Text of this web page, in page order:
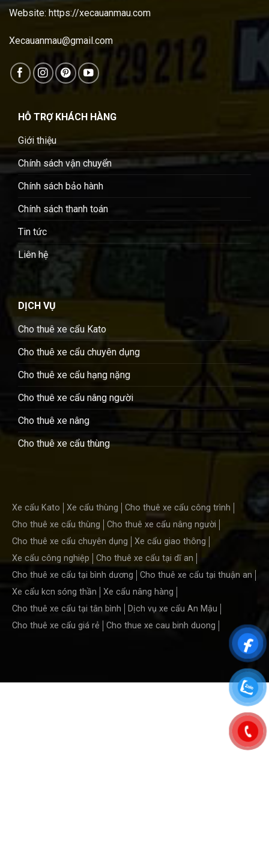
Website: https://xecauanmau.com
Xecauanmau@gmail.com
HỖ TRỢ KHÁCH HÀNG
Giới thiệu
Chính sách vận chuyển
Chính sách bảo hành
Chính sách thanh toán
Tin tức
Liên hệ
DỊCH VỤ
Cho thuê xe cẩu Kato
Cho thuê xe cẩu chuyên dụng
Cho thuê xe cẩu hạng nặng
Cho thuê xe cẩu nâng người
Cho thuê xe nâng
Cho thuê xe cẩu thùng
Xe cẩu Kato Xe cẩu thùng
Cho thuê xe cẩu công trình
Cho thuê xe cẩu thùng
Cho thuê xe cẩu nâng người
Cho thuê xe cẩu chuyên dụng
Xe cẩu giao thông
Xe cẩu công nghiệp
Cho thuê xe cẩu tại dĩ an
Cho thuê xe cẩu tại bình dương
Cho thuê xe cẩu tại thuận an
Xe cẩu kcn sóng thần
Xe cẩu nâng hàng
Cho thuê xe cẩu tại tân bình
Dịch vụ xe cẩu An Mậu
Cho thuê xe cẩu giá rẻ
Cho thue xe cau binh duong